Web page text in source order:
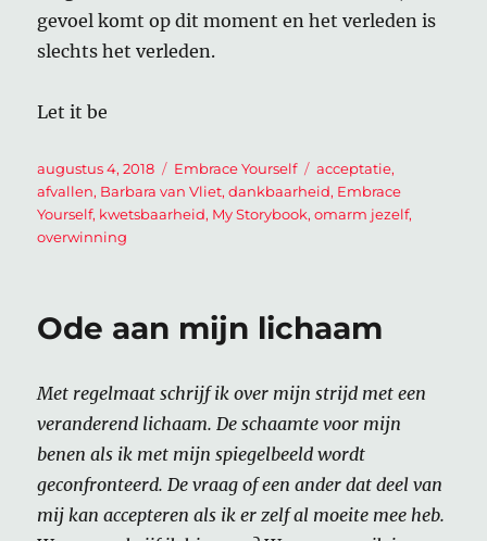
gevoel komt op dit moment en het verleden is
slechts het verleden.
Let it be
Geplaatst
op
augustus 4, 2018 Categorieën
Embrace Yourself Tags
acceptatie,
afvallen, Barbara van Vliet,dankbaarheid, Embrace
Yourself, kwetsbaarheid, My Storybook,omarm jezelf,
overwinning
Ode aan mijn lichaam
Met regelmaat schrijf ik over mijn strijd met een
veranderend lichaam. De schaamte voor mijn
benen als ik met mijn spiegelbeeld wordt
geconfronteerd. De vraag of een ander dat deel van
mij kan accepteren als ik er zelf al moeite mee heb.